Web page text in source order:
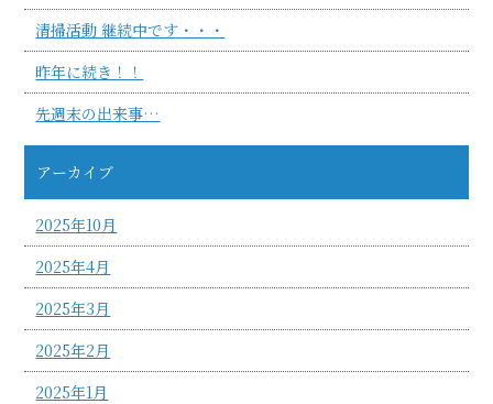
清掃活動 継続中です・・・
昨年に続き！！
先週末の出来事…
アーカイブ
2025年10月
2025年4月
2025年3月
2025年2月
2025年1月